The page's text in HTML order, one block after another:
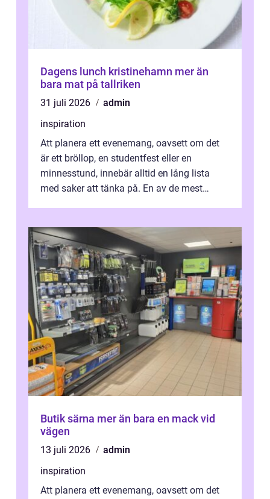
Dagens lunch kristinehamn mer än
bara mat på tallriken
31 juli 2026
admin
inspiration
Att planera ett evenemang, oavsett om det
är ett bröllop, en studentfest eller en
minnesstund, innebär alltid en lång lista
med saker att tänka på. En av de mest
Butik särna mer än bara en mack vid
vägen
13 juli 2026
admin
inspiration
Att planera ett evenemang, oavsett om det